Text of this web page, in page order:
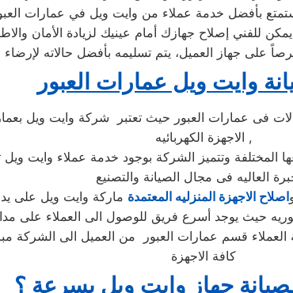
وخصم 25٪ علي جميع قطع الغيار استمتع بأفضل خدمة عملاء من
للفني إصلاح جهازك أمام عينيك لزيادة الأمان
وايت ويل عمارات العبور
فى عمارات العبور حيث تعتبر شركة وايت ويل
الاجهزة الكهربائيه ,
المختلفة وتتميز الشركة بوجود خدمة عملاء وايت
العاليه فى مجال الصيانة والتصنيع
اصلاح الاجهزة المنزليه المعتمدة
قسم عمارات العبور من العميل الى الشركة
كافة الاجهزة
جهاز وايت ويل بسرعة ؟